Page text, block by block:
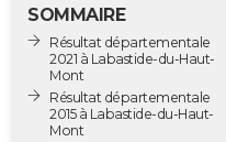
Destinations
City break
Voyage nature
Voyage de noces
Forum
Climat
GUIDES D'ACHAT
BONS PLANS
SOMMAIRE
Résultat départementale
2021 à Labastide-du-Haut-
Mont
Résultat départementale
2015 à Labastide-du-Haut-
Mont